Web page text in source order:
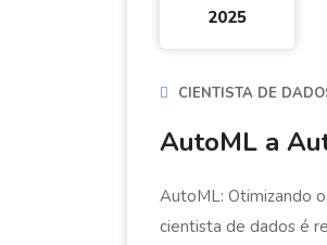
2025
CIENTISTA DE
AutoML a
AutoML: Otimizando
cientista de dados é